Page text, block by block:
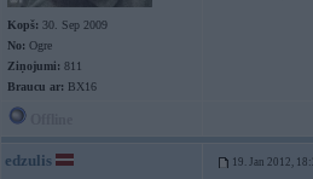
Kopš: 30. Sep 2009
No: Ogre
Ziņojumi: 811
Braucu ar: BX16
edzulis 19. Jan 2012,